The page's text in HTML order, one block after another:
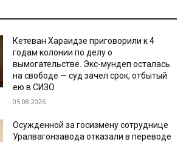
Кетеван Хараидзе приговорили к 4
годам колонии по делу о
вымогательстве. Экс-мундеп осталась
на свободе — суд зачел срок, отбытый
ею в СИЗО
05.08.2026
Осужденной за госизмену сотруднице
Уралвагонзавода отказали в переводе